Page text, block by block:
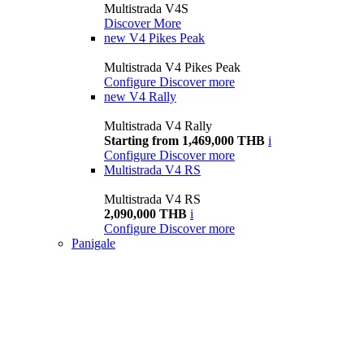
Multistrada V4S
Discover More
new V4 Pikes Peak
Multistrada V4 Pikes Peak
Configure Discover more
new V4 Rally
Multistrada V4 Rally
Starting from 1,469,000 THB i
Configure Discover more
Multistrada V4 RS
Multistrada V4 RS
2,090,000 THB i
Configure Discover more
Panigale